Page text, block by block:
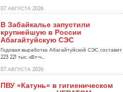
07 АВГУСТА 2026
В Забайкалье запустили
крупнейшую в России
Абагайтуйскую СЭС
Годовая выработка Абагайтуйской СЭС составит
223 221 тыс. кВт-ч...
07 АВГУСТА 2026
ПВУ «Катунь» в гигиеническом